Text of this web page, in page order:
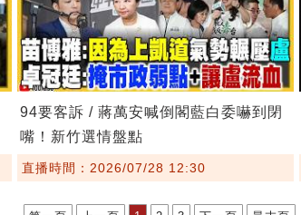
94要客訴 / 蔣萬安喊倒閣藍白委嚇到閉
嘴！新竹選情盤點
直播時間：2026/07/28 12:30